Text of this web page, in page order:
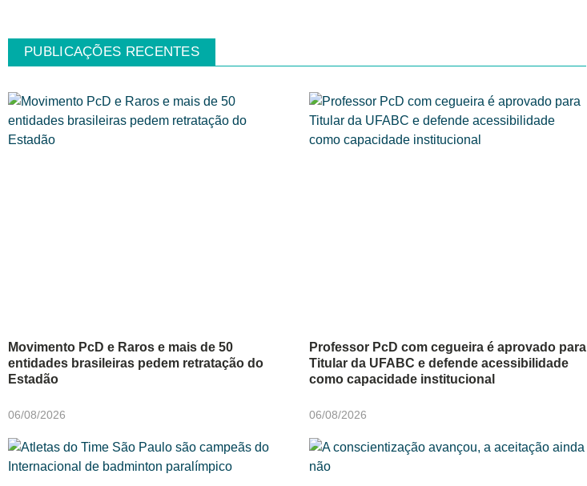
PUBLICAÇÕES RECENTES
Movimento PcD e Raros e mais de 50
entidades brasileiras pedem retratação do
Estadão
06/08/2026
Professor PcD com cegueira é aprovado para
Titular da UFABC e defende acessibilidade
como capacidade institucional
06/08/2026